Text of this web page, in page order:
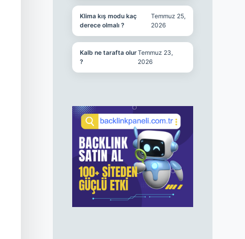
Klima kış modu kaç
derece olmalı ?
Temmuz 25,
2026
Kalb ne tarafta olur
?
Temmuz 23,
2026